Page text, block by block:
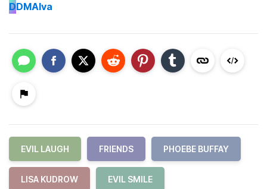
DDMAlva
EVIL LAUGH FRIENDS PHOEBE BUFFAY
LISA KUDROW EVIL SMILE